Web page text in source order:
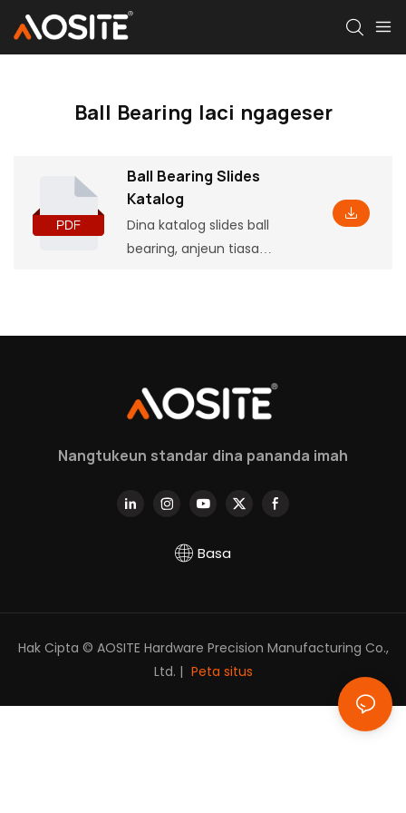
Ball Bearing laci ngageser
Ball Bearing Slides
Katalog
Dina katalog slides ball
bearing, anjeun tiasa
bakal ngabantosan anjeun
ngartos sacara jero.
Nangtukeun standar dina pananda imah
Basa
Hak Cipta © AOSITE Hardware Precision Manufacturing Co.,
Ltd. | Peta situs